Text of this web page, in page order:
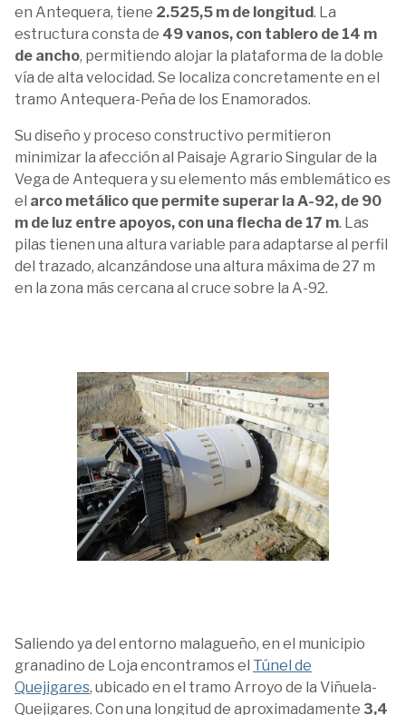
en Antequera, tiene 2.525,5 m de longitud. La
estructura consta de 49 vanos, con tablero de 14 m
de ancho, permitiendo alojar la plataforma de la doble
vía de alta velocidad. Se localiza concretamente en el
tramo Antequera-Peña de los Enamorados.
Su diseño y proceso constructivo permitieron
minimizar la afección al Paisaje Agrario Singular de la
Vega de Antequera y su elemento más emblemático es
el arco metálico que permite superar la A-92, de 90
m de luz entre apoyos, con una flecha de 17 m. Las
pilas tienen una altura variable para adaptarse al perfil
del trazado, alcanzándose una altura máxima de 27 m
en la zona más cercana al cruce sobre la A-92.
Saliendo ya del entorno malagueño, en el municipio
granadino de Loja encontramos el Túnel de
Quejigares, ubicado en el tramo Arroyo de la Viñuela-
Quejigares. Con una longitud de aproximadamente 3,4